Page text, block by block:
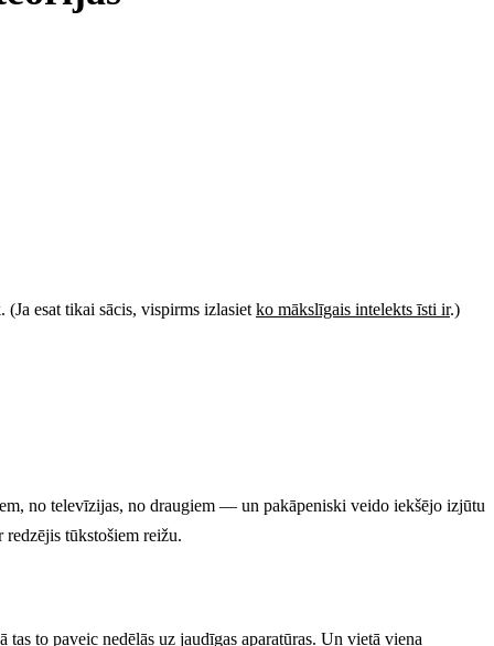
esat tikai sācis, vispirms izlasiet ko mākslīgais intelekts īsti ir.)
no televīzijas, no draugiem — un pakāpeniski veido iekšējo izjūtu
tūkstošiem reižu.
to paveic nedēļās uz jaudīgas aparatūras. Un vietā viena